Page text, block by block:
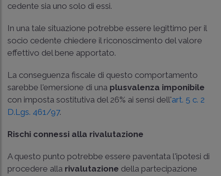
cedente sia uno solo di essi.
In una tale situazione potrebbe essere legittimo per il
socio cedente chiedere il riconoscimento del valore
effettivo del bene apportato.
La conseguenza fiscale di questo comportamento
sarebbe l'emersione di una plusvalenza imponibile
con imposta sostitutiva del 26% ai sensi dell'art. 5 c. 2
D.Lgs. 461/97.
Rischi connessi alla rivalutazione
A questo punto potrebbe essere paventata l'ipotesi di
procedere alla rivalutazione della partecipazione